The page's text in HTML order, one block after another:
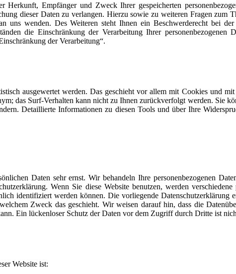
Herkunft, Empfänger und Zweck Ihrer gespeicherten
dieser Daten zu verlangen. Hierzu sowie zu weiteren Fragen zum
uns wenden. Des Weiteren steht Ihnen ein Beschwerderecht bei
die Einschränkung der Verarbeitung Ihrer personenbezogenen
der Verarbeitung“.
ausgewertet werden. Das geschieht vor allem mit Cookies und mit
das Surf-Verhalten kann nicht zu Ihnen zurückverfolgt werden. Sie
Detaillierte Informationen zu diesen Tools und über Ihre
Daten sehr ernst. Wir behandeln Ihre personenbezogenen
Wenn Sie diese Website benutzen, werden verschiedene
identifiziert werden können. Die vorliegende Datenschutzerklärung
Zweck das geschieht. Wir weisen darauf hin, dass die
Ein lückenloser Schutz der Daten vor dem Zugriff durch Dritte ist
Website ist: